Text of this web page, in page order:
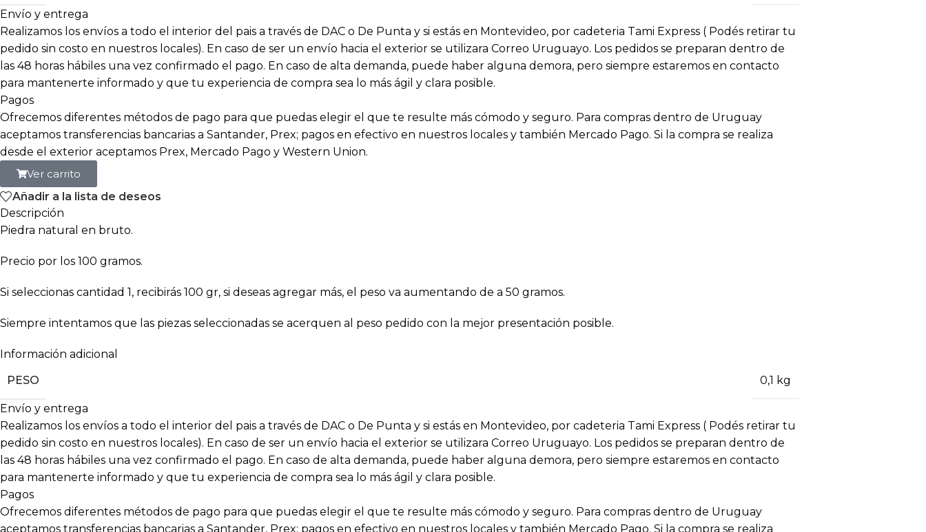
Envío y entrega
Realizamos los envíos a todo el interior del pais a través de DAC o De Punta y si estás en Montevideo, por cadeteria Tami Express ( Podés retirar tu
pedido sin costo en nuestros locales). En caso de ser un envío hacia el exterior se utilizara Correo Uruguayo. Los pedidos se preparan dentro de
las 48 horas hábiles una vez confirmado el pago. En caso de alta demanda, puede haber alguna demora, pero siempre estaremos en contacto
para mantenerte informado y que tu experiencia de compra sea lo más ágil y clara posible.
Pagos
Ofrecemos diferentes métodos de pago para que puedas elegir el que te resulte más cómodo y seguro. Para compras dentro de Uruguay
aceptamos transferencias bancarias a Santander, Prex; pagos en efectivo en nuestros locales y también Mercado Pago. Si la compra se realiza
desde el exterior aceptamos Prex, Mercado Pago y Western Union.
Ver carrito
Añadir a la lista de deseos
Descripción
Piedra natural en bruto.
Precio por los 100 gramos.
Si seleccionas cantidad 1, recibirás 100 gr, si deseas agregar más, el peso va aumentando de a 50 gramos.
Siempre intentamos que las piezas seleccionadas se acerquen al peso pedido con la mejor presentación posible.
Información adicional
PESO
0,1 kg
Envío y entrega
Realizamos los envíos a todo el interior del pais a través de DAC o De Punta y si estás en Montevideo, por cadeteria Tami Express ( Podés retirar tu
pedido sin costo en nuestros locales). En caso de ser un envío hacia el exterior se utilizara Correo Uruguayo. Los pedidos se preparan dentro de
las 48 horas hábiles una vez confirmado el pago. En caso de alta demanda, puede haber alguna demora, pero siempre estaremos en contacto
para mantenerte informado y que tu experiencia de compra sea lo más ágil y clara posible.
Pagos
Ofrecemos diferentes métodos de pago para que puedas elegir el que te resulte más cómodo y seguro. Para compras dentro de Uruguay
aceptamos transferencias bancarias a Santander, Prex; pagos en efectivo en nuestros locales y también Mercado Pago. Si la compra se realiza